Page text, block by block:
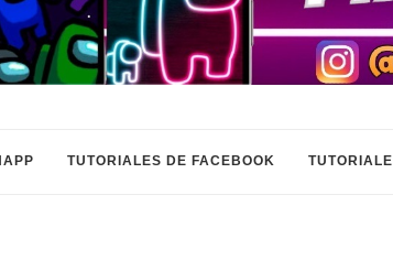
TUTORIALES DE FACEBOOK